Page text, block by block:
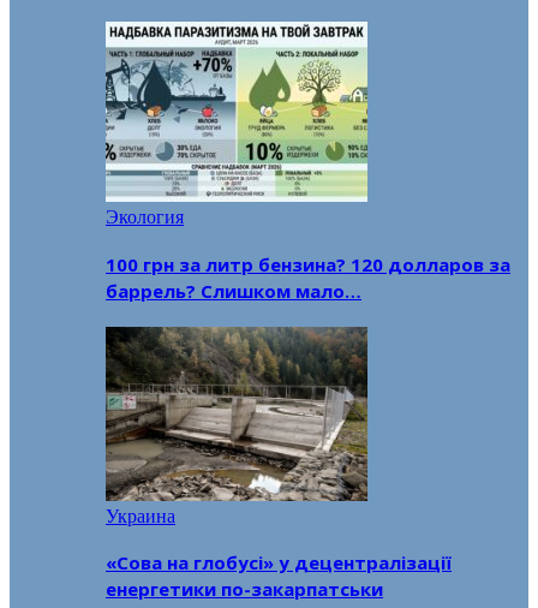
Экология
100 грн за литр бензина? 120 долларов за
баррель? Слишком мало…
Украина
«Сова на глобусі» у децентралізації
енергетики по-закарпатськи